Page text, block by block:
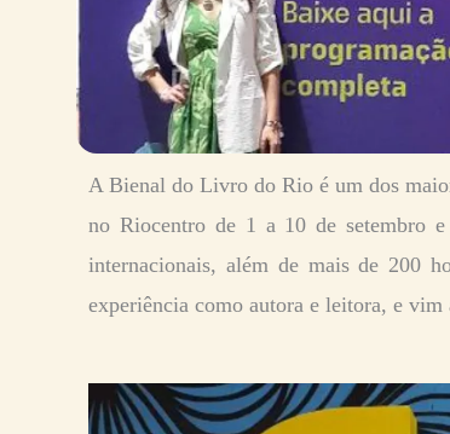
A Bienal do Livro do Rio é um dos
no Riocentro de 1 a 10 de setembro
internacionais, além de mais de 200
experiência como autora e leitora, e